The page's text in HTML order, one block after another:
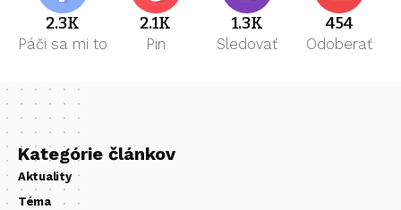
2.3K
Páči sa mi to
2.1K
Pin
1.3K
Sledovať
454
Odoberať
Kategórie článkov
Aktuality
Téma